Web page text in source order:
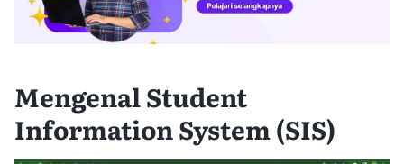
Mengenal Student
Information System (SIS)